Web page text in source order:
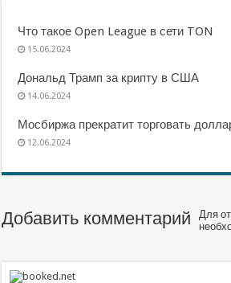
Что такое Open League в сети TON
15.06.2024
Дональд Трамп за крипту в США
14.06.2024
Мосбиржа прекратит торговать
12.06.2024
Добавить комментарий
Для